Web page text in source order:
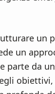
un
un
parte da
obiettivi,